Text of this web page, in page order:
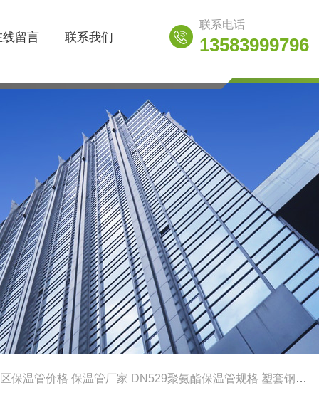
线留言 联系我们
联系电话
13583999796
保温管价格 保温管厂家 DN529聚氨酯保温管规格 塑套钢保温管